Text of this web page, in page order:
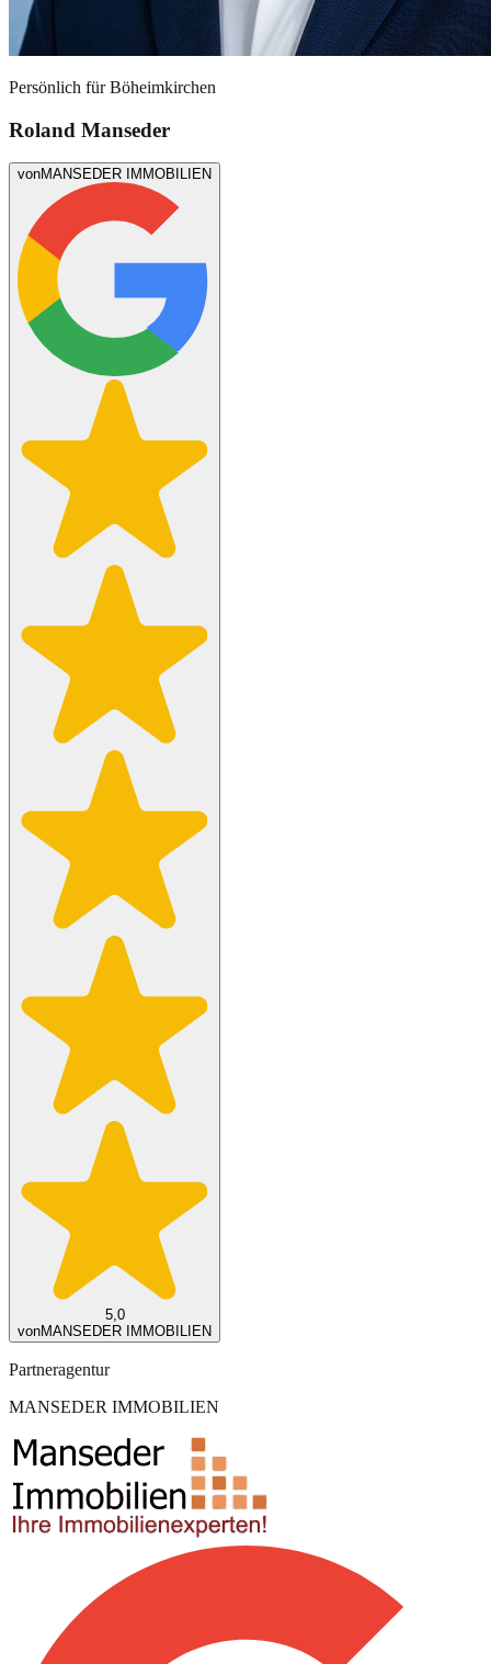
Persönlich fürBöheimkirchen
Roland Manseder
vonMANSEDER IMMOBILIEN
5,0
vonMANSEDER IMMOBILIEN
Partneragentur
MANSEDER IMMOBILIEN